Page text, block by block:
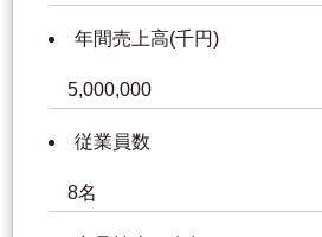
年間売上高(千円)
5,000,000
従業員数
8名